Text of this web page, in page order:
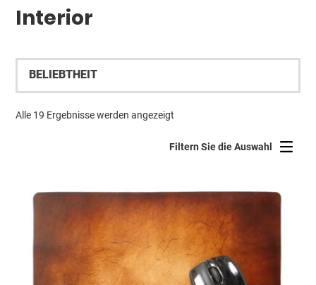
Interior
Alle 19 Ergebnisse werden angezeigt
sortiert
Filtern Sie die Auswahl